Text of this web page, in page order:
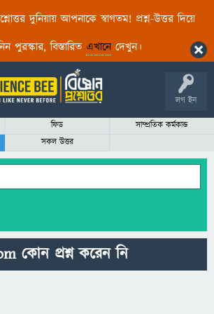
দুনিয়ায় আপনাকে স্বাগতম! প্রশ্ন-উত্তর দিয়ে
পুরস্কার, বিস্তারিত এখানেদেখুন।
লগ ইন
ফিড
সাম্প্রতিক কর্মকান্ড
সকল উত্তর
কোন প্রশ্ন করেন নি